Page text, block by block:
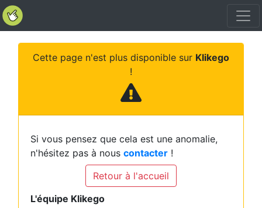
Cette page n'est plus disponible sur Klikego
!
Si vous pensez que cela est une anomalie,
n'hésitez pas à nous contacter !
Retour à l'accueil
L'équipe Klikego